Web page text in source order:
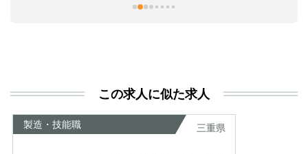
が
この求人に似た求人
製造・技能職 三重県